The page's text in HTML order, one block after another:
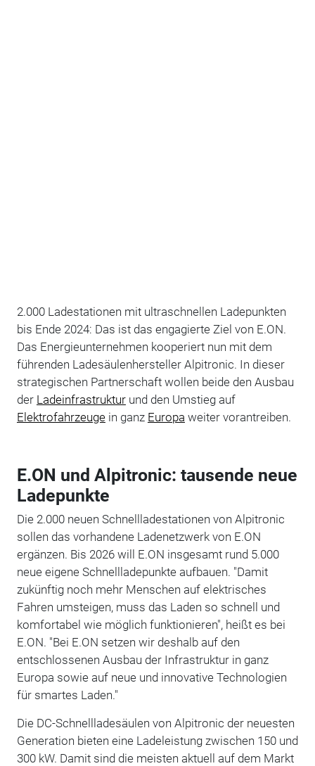
2.000 Ladestationen mit ultraschnellen Ladepunkten
bis Ende 2024: Das ist das engagierte Ziel von E.ON.
Das Energieunternehmen kooperiert nun mit dem
führenden Ladesäulenhersteller Alpitronic. In dieser
strategischen Partnerschaft wollen beide den Ausbau
der Ladeinfrastrukturund den Umstieg auf
Elektrofahrzeugein ganz Europa weiter vorantreiben.
E.ON und Alpitronic: tausende neue
Ladepunkte
Die 2.000 neuen Schnellladestationen von Alpitronic
sollen das vorhandene Ladenetzwerk von E.ON
ergänzen. Bis 2026 will E.ON insgesamt rund 5.000
neue eigene Schnellladepunkte aufbauen. "Damit
zukünftig noch mehr Menschen auf elektrisches
Fahren umsteigen, muss das Laden so schnell und
komfortabel wie möglich funktionieren", heißt es bei
E.ON. "Bei E.ON setzen wir deshalb auf den
entschlossenen Ausbau der Infrastruktur in ganz
Europa sowie auf neue und innovative Technologien
für smartes Laden."
Die DC-Schnellladesäulen von Alpitronic der neuesten
Generation bieten eine Ladeleistung zwischen 150 und
300 kW. Damit sind die meisten aktuell auf dem Markt